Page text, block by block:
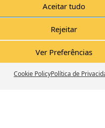
Aceitar tudo
Rejeitar
Ver Preferências
Cookie PolicyPolítica de
Click to accept marketing
enable this content